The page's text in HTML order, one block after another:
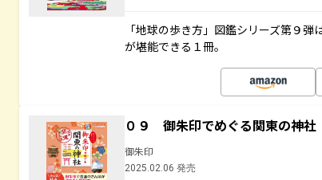
「地球の歩き方」図鑑シリーズ第９
が堪能できる１冊。
０９ 御朱印でめぐる関東の神
御朱印
2025.02.06 発売